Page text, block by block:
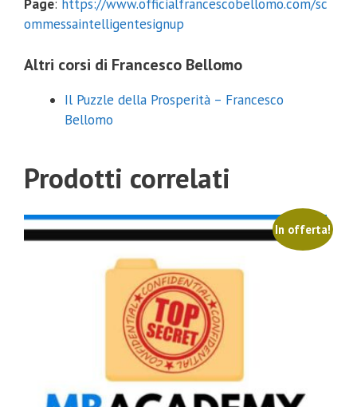
Page: https://www.officialfrancescobellomo.com/sc
ommessaintelligentesignup
Altri corsi di Francesco Bellomo
Il Puzzle della Prosperità – Francesco
Bellomo
Prodotti correlati
In offerta!